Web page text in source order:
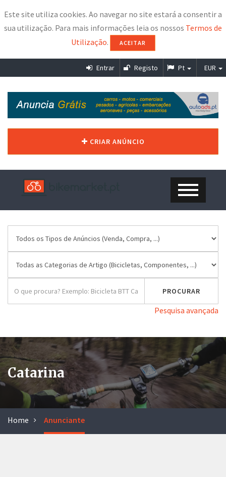
Este site utiliza cookies. Ao navegar no site estará a consentir a
sua utilização. Para mais informações leia os nossos Termos de
Utilização. ACEITAR
Entrar Registo Pt EUR
CRIAR ANÚNCIO
Pesquisa avançada
Catarina
Home Anunciante